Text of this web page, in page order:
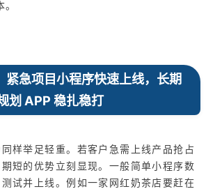
紧急项目小程序快速上线，长期
划 APP 稳扎稳打
样举足轻重。若客户急需上线产品抢占
短的优势立刻显现。一般简单小程序数
试并上线。例如一家网红奶茶店要赶在